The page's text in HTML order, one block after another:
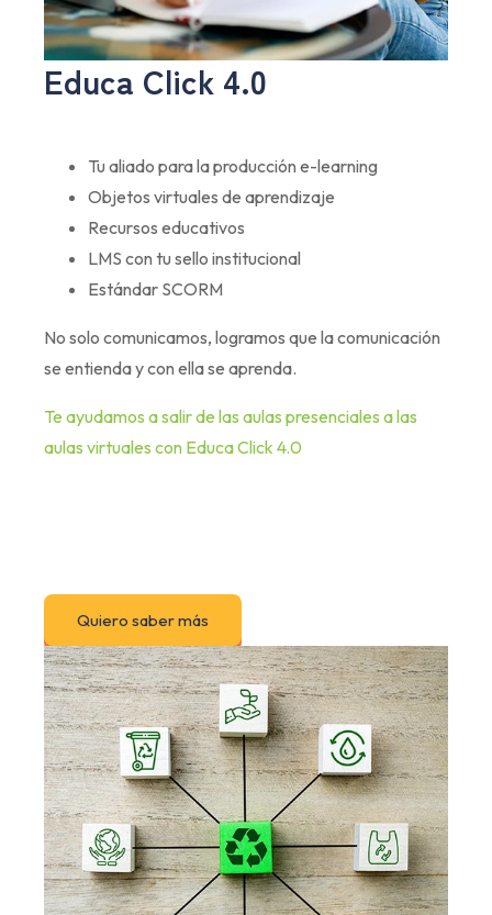
Educa Click 4.0
Tu aliado para la producción e-learning
Objetos virtuales de aprendizaje
Recursos educativos
LMS con tu sello institucional
Estándar SCORM
No solo comunicamos, logramos que la comunicación
se entienda y con ella se aprenda.
Te ayudamos a salir de las aulas presenciales a las
aulas virtuales con Educa Click 4.0
Quiero saber más